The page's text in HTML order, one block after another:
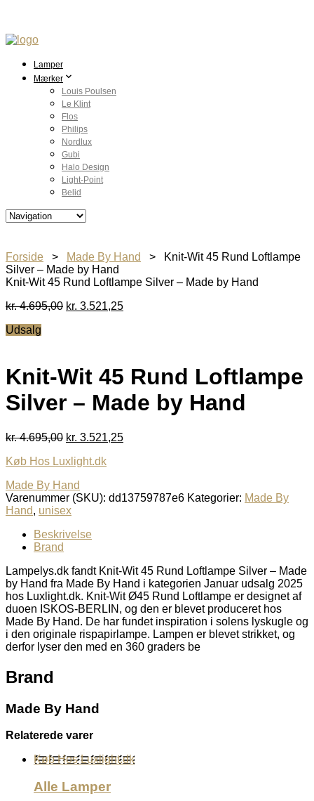
Lamper
Mærker
Louis Poulsen
Le Klint
Flos
Philips
Nordlux
Gubi
Halo Design
Light-Point
Belid
Forside > Made By Hand
> Knit-Wit 45 Rund Loftlampe
Silver – Made by Hand
Knit-Wit 45 Rund Loftlampe Silver – Made by Hand
kr.4.695,00 Den
kr. 3.521,25Den
Udsalg
Knit-Wit 45 Rund Loftlampe
Silver – Made by Hand
kr.4.695,00 Den
pris
kr. 4.695,00.
kr. 3.521,25Den
Køb Hos Luxlight.dk
Made By Hand
Varenummer (SKU): dd13759787e6 Kategorier: Made By
Hand, unisex
Beskrivelse
Brand
Lampelys.dk fandt Knit-Wit 45 Rund Loftlampe Silver – Made
by Hand fra Made By Hand i kategorien Januar udsalg 2025
hos Luxlight.dk. Knit-Wit Ø45 Rund Loftlampe er designet af
duoen ISKOS-BERLIN, og den er blevet produceret hos
Made By Hand. De har fundet inspiration i solens lyskugle og
i den originale rispapirlampe. Lampen er blevet strikket, og
derfor lyser den med en 360 graders be
Brand
Made By Hand
Relaterede varer
Køb Hos Luxlight.dk
Alle Lamper